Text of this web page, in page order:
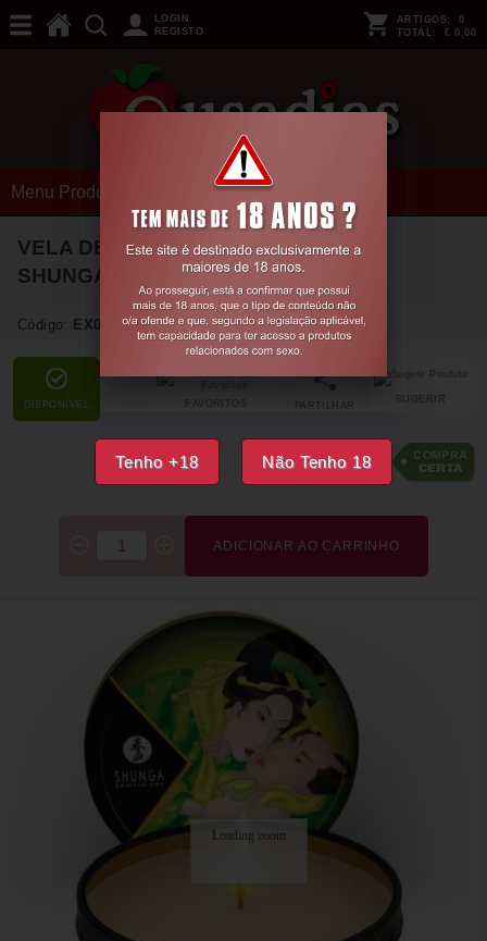
Tenho +18 Não Tenho 18
LOGIN
REGISTO
ARTIGOS: 0
TOTAL: € 0,00
Menu Produtos
VELA DE MASSAGEM AFRODISÍACA
SHUNGA CHÁ VERDE 30ML
Código: EX08348
DISPONÍVEL SUGERIR
PARTILHAR
FAVORITOS
€8,35
ADICIONAR AO CARRINHO
Loading zoom